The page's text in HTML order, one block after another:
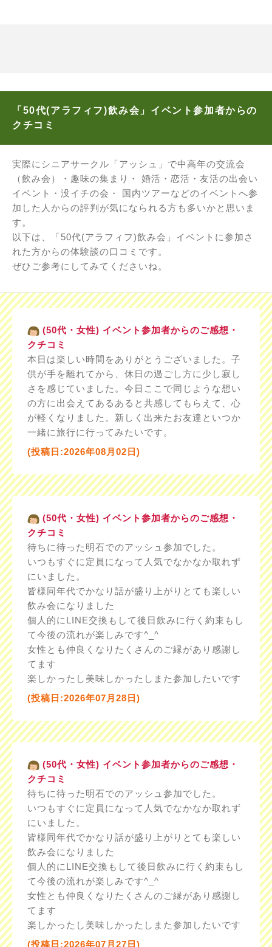
「50代(アラフィフ)飲み会」イベント参加者からの
クチコミ
実際にシニアサークル「アッシュ」で中高年の交流会
（飲み会）・趣味の集まり・ 婚活・恋活・友活の出会い
イベント・没イチの会・ 国内ツアーなどのイベントへ参
加した人からの評判が気になられる方も多いかと思いま
す。
以下は、「50代(アラフィフ)飲み会」イベントに参加さ
れた方からの体験談の口コミです。
ぜひご参考にしてみてくださいね。
(50代・女性) イベント参加者からのご感想・
クチコミ
本日は楽しい時間をありがとうございました。子
供が手を離れてから、休日の過ごし方に少し寂し
さを感じていました。今日ここで同じような想い
の方に出会えてあるあると共感してもらえて、心
が軽くなりました。新しく出来たお友達といつか
一緒に旅行に行ってみたいです。
(投稿日:2026年08月02日)
(50代・女性) イベント参加者からのご感想・
クチコミ
待ちに待った明石でのアッシュ参加でした。
いつもすぐに定員になって人気でなかなか取れず
にいました。
皆様同年代でかなり話が盛り上がりとても楽しい
飲み会になりました
個人的にLINE交換もして後日飲みに行く約束もし
て今後の流れが楽しみです^_^
女性とも仲良くなりたくさんのご縁があり感謝し
てます
楽しかったし美味しかったしまた参加したいです
(投稿日:2026年07月28日)
(50代・女性) イベント参加者からのご感想・
クチコミ
待ちに待った明石でのアッシュ参加でした。
いつもすぐに定員になって人気でなかなか取れず
にいました。
皆様同年代でかなり話が盛り上がりとても楽しい
飲み会になりました
個人的にLINE交換もして後日飲みに行く約束もし
て今後の流れが楽しみです^_^
女性とも仲良くなりたくさんのご縁があり感謝し
てます
楽しかったし美味しかったしまた参加したいです
(投稿日:2026年07月27日)